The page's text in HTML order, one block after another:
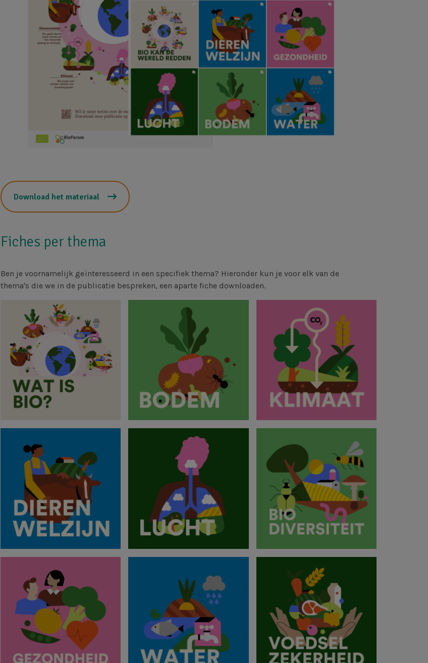
Download het materiaal
Fiches per thema
Ben je voornamelijk geïnteresseerd in een specifiek thema? Hieronder kun je voor elk van de
thema's die we in de publicatie bespreken, een aparte fiche downloaden.